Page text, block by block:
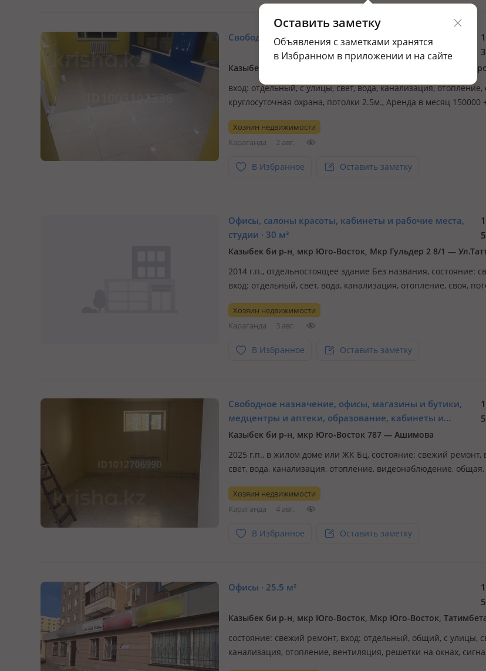
Оставить заметку
Объявления с заметками хранятся
в Избранном в приложении и на сайте
Свободное назначение · 45 м²
вход: отдельный, с улицы, свет, вода, канализация, отопление,
круглосуточная охрана, потолки 2.5м., Аренда в месяц 150000
Хозяин недвижимости
Караганда
2 авг.
В Избранное Оставить заметку
Офисы, салоны красоты, кабинеты и рабочие места,
студии · 30 м²
Казыбек би р-н, мкр Юго-Восток, Мкр Гульдер 2 8/1 —
2014 г.п., отдельностоящее здание Без названия, состояние:
вход: отдельный, свет, вода, канализация, отопление, своя,
Хозяин недвижимости
Караганда
3 авг.
В Избранное Оставить заметку
Свободное назначение, офисы, магазины и бутики,
медцентры и аптеки, образование, кабинеты и
рабочие места · 27 м²
Казыбек би р-н, мкр Юго-Восток 787 — Ашимова
2025 г.п., в жилом доме или ЖК Бц, состояние: cвежий ремонт,
свет, вода, канализация, отопление, видеонаблюдение,
районе напротив Байсанат 1 по Ашимова
Хозяин недвижимости
Караганда
4 авг.
В Избранное Оставить заметку
Офисы · 25.5 м²
состояние: cвежий ремонт, вход: отдельный, общий, с улицы,
канализация, отопление, вентиляция, решетки на окнах,